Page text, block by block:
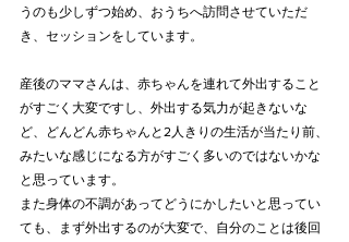
うのも少しずつ始め、おうちへ訪問させていただ
き、セッションをしています。
産後のママさんは、赤ちゃんを連れて外出すること
がすごく大変ですし、外出する気力が起きないな
ど、どんどん赤ちゃんと2人きりの生活が当たり前、
みたいな感じになる方がすごく多いのではないかな
と思っています。
また身体の不調があってどうにかしたいと思ってい
ても、まず外出するのが大変で、自分のことは後回